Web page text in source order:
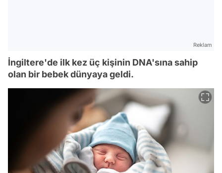
Reklam
İngiltere'de ilk kez üç kişinin DNA'sına sahip
olan bir bebek dünyaya geldi.